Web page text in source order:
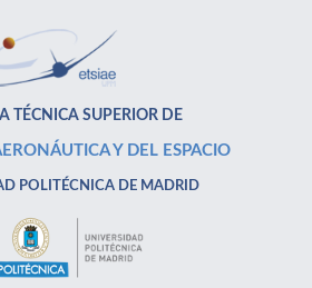
TÉCNICA SUPERIOR DE
Y DEL ESPACIO
POLITÉCNICA DE MADRID